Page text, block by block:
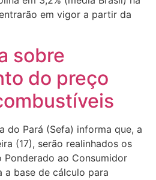
em vigor a partir da
sobre
do preço
do Pará (Sefa) informa que, a
(17), serão realinhados os
ao Consumidor
a base de cálculo para